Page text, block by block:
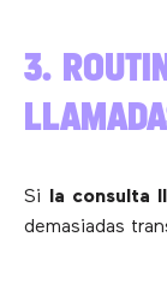
3.
Si la consulta
demasiadas